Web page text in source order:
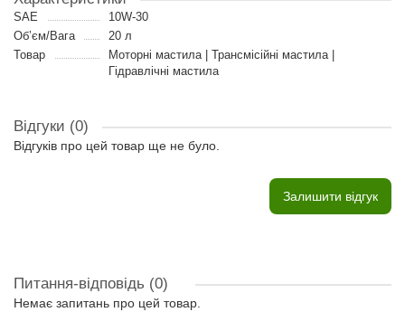
SAE
10W-30
Об’єм/Вага
20 л
Товар
Моторні мастила | Трансмісійні мастила |
Гідравлічні мастила
Відгуки (0)
Відгуків про цей товар ще не було.
Залишити відгук
Питання-відповідь (0)
Немає запитань про цей товар.